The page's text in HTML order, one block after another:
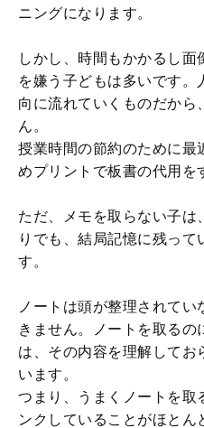
ニングになります。
しかし、時間もかかるし面
を嫌う子どもは多いです
向に流れていくものだから
ん。
授業時間の節約のために最
めプリントで板書の代用を
ただ、メモを取らない子は
りでも、結局記憶に残っ
す。
ノートは頭が整理されて
きません。ノートを取るの
は、その内容を理解してお
います。
つまり、うまくノートを取
ンクしていることがほとん